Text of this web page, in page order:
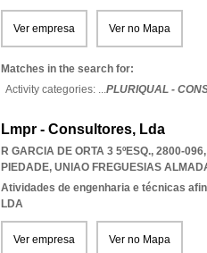
Ver empresa Ver no Mapa
Matches in the search for:
Activity categories: ...PLURIQUAL -
Lmpr - Consultores, Lda
R GARCIA DE ORTA 3 5ºESQ., 2800-
PIEDADE, UNIAO FREGUESIAS
Atividades de engenharia e técnicas
LDA
Ver empresa Ver no Mapa